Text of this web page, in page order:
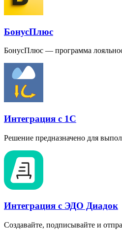
БонусПлюс
БонусПлюс — программа
Интеграция с 1C
Решение предназначено для
Интеграция с ЭДО Диадок
Создавайте, подписывайте и